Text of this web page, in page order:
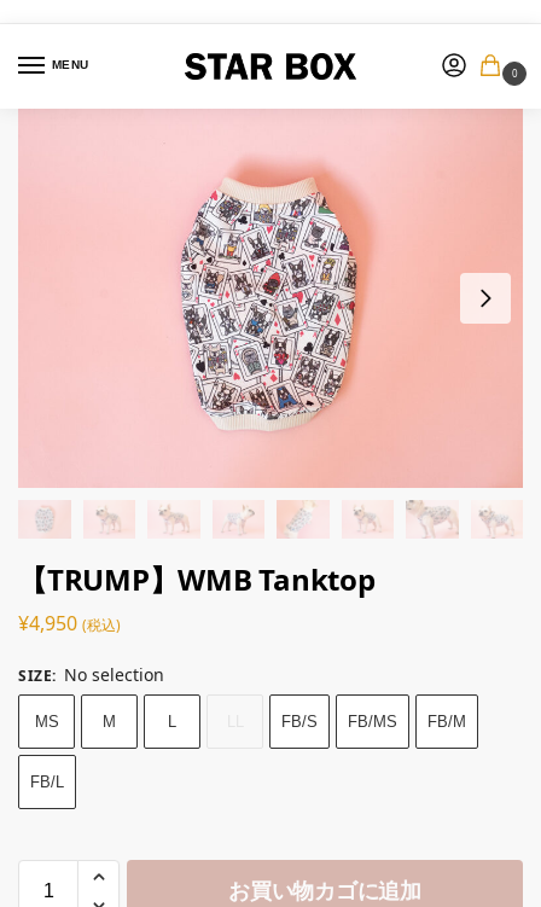
MENU
0
【TRUMP】WMB Tanktop
¥4,950 (税込)
SIZE: No selection
MS M FB/S FB/MS FB/M
FB/L
お買い物カゴに追加